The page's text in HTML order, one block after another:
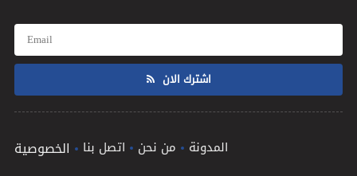
اشترك الان
الخصوصية اتصل بنا من نحن المدونة